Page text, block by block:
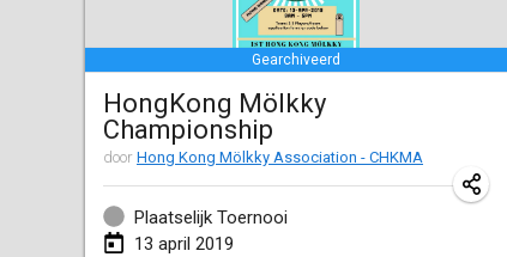
Gearchiveerd
HongKong Mölkky
Championship
door Hong Kong Mölkky Association - CHKMA
Plaatselijk Toernooi
13 april 2019
|Tsjechië
Tournoi Mixte ASPTTOM
20 jan. 2019 |Frankrijk
Tournoi d'Hiver
26 jan. 2019|Frankrijk
Liekki Cup